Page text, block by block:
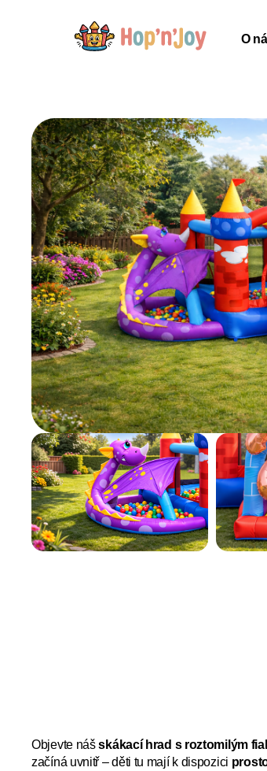
O
O nás
Služby
Jak to
Hrady
Párty
Objevte nášskákací hrad s roztomilým
začíná uvnitř – děti tu mají k dispozici